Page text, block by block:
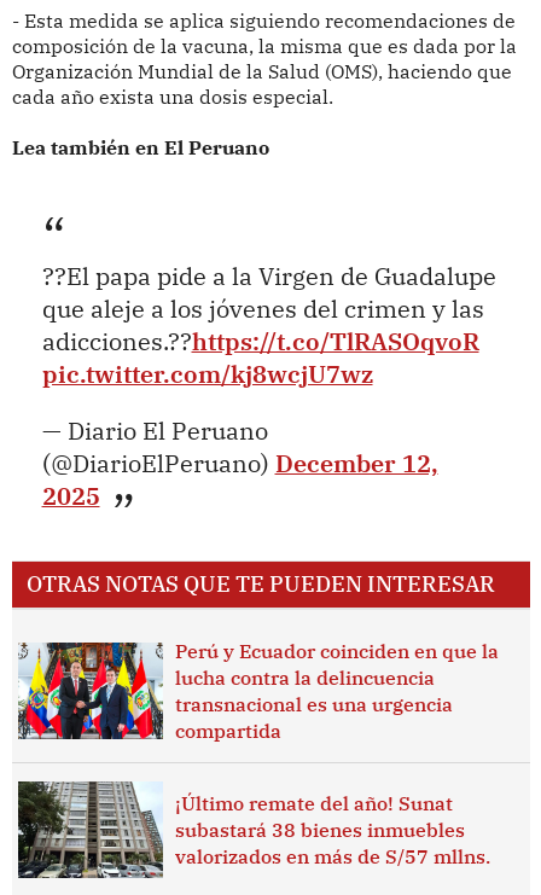
- Esta medida se aplica siguiendo recomendaciones de
composición de la vacuna, la misma que es dada por la
Organización Mundial de la Salud (OMS), haciendo que
cada año exista una dosis especial.
Lea también en El Peruano
??El papa pide a la Virgen de Guadalupe
que aleje a los jóvenes del crimen y las
adicciones.??https://t.co/TlRASOqvoR
pic.twitter.com/kj8wcjU7wz
— Diario El Peruano
(@DiarioElPeruano) December 12,
2025
OTRAS NOTAS QUE TE PUEDEN INTERESAR
Perú y Ecuador coinciden en que la
lucha contra la delincuencia
transnacional es una urgencia
compartida
¡Último remate del año! Sunat
subastará 38 bienes inmuebles
valorizados en más de S/57 mllns.